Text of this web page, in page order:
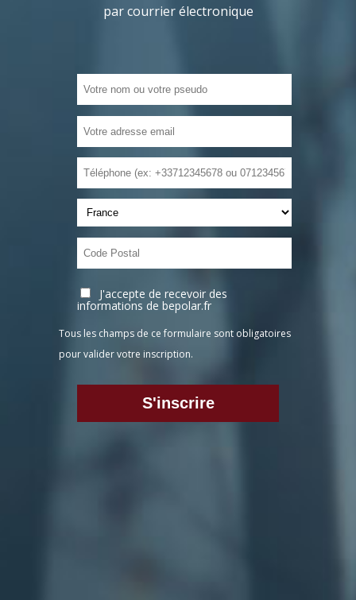
par courrier électronique
J'accepte de recevoir des
informations de bepolar.fr
Tous les champs de ce formulaire sont obligatoires
pour valider votre inscription.